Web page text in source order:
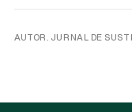
AUTOR. JURNAL DE